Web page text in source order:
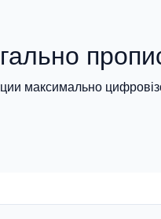
максимально